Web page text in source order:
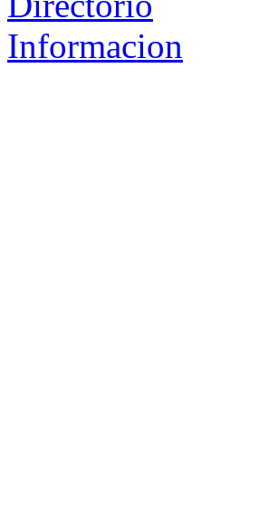
Informacion